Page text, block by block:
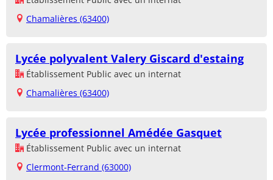
Chamalières (63400)
Lycée polyvalent Valery Giscard d'estaing
Établissement Public avec un internat
Chamalières (63400)
Lycée professionnel Amédée Gasquet
Établissement Public avec un internat
Clermont-Ferrand (63000)